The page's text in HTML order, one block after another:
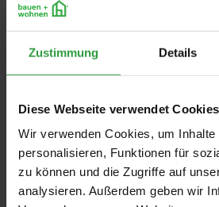
Zustimmung Details
Diese Webseite verwendet Cookies
Wir verwenden Cookies, um Inhalte
personalisieren, Funktionen für
zu können und die Zugriffe auf
analysieren. Außerdem geben wir
Dokumente
PDF|1.80 MB
Leidenfrost Pools LOFT
PDF|1.44 MB